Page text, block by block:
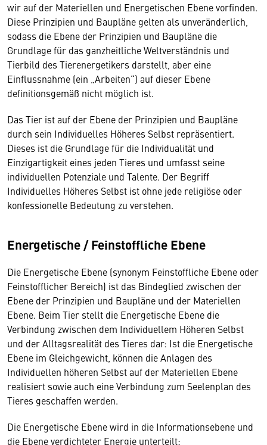
wir auf der Materiellen und Energetischen Ebene vorfinden.
Diese Prinzipien und Baupläne gelten als unveränderlich,
sodass die Ebene der Prinzipien und Baupläne die
Grundlage für das ganzheitliche Weltverständnis und
Tierbild des Tierenergetikers darstellt, aber eine
Einflussnahme (ein „Arbeiten“) auf dieser Ebene
definitionsgemäß nicht möglich ist.
Das Tier ist auf der Ebene der Prinzipien und Baupläne
durch sein Individuelles Höheres Selbst repräsentiert.
Dieses ist die Grundlage für die Individualität und
Einzigartigkeit eines jeden Tieres und umfasst seine
individuellen Potenziale und Talente. Der Begriff
Individuelles Höheres Selbst ist ohne jede religiöse oder
konfessionelle Bedeutung zu verstehen.
Energetische / Feinstoffliche Ebene
Die Energetische Ebene (synonym Feinstoffliche Ebene oder
Feinstofflicher Bereich) ist das Bindeglied zwischen der
Ebene der Prinzipien und Baupläne und der Materiellen
Ebene. Beim Tier stellt die Energetische Ebene die
Verbindung zwischen dem Individuellem Höheren Selbst
und der Alltagsrealität des Tieres dar: Ist die Energetische
Ebene im Gleichgewicht, können die Anlagen des
Individuellen höheren Selbst auf der Materiellen Ebene
realisiert sowie auch eine Verbindung zum Seelenplan des
Tieres geschaffen werden.
Die Energetische Ebene wird in die Informationsebene und
die Ebene verdichteter Energie unterteilt: